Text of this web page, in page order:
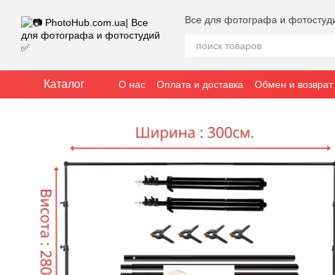
Все для фотографа и
Каталог О нас Оплата и доставка Обмен и возврат